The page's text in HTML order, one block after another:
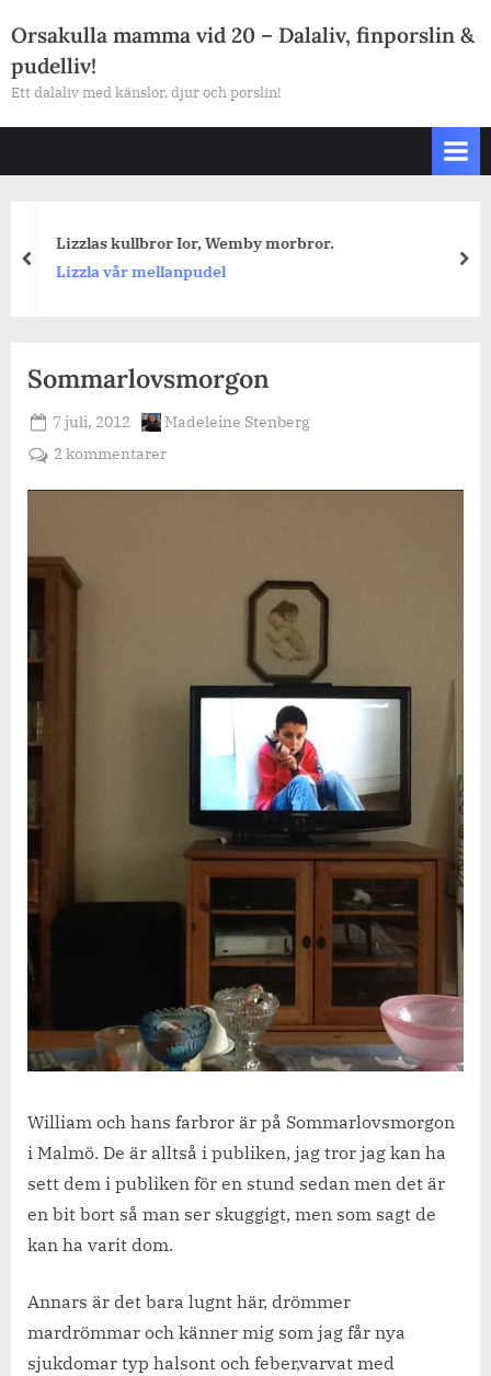
to
content
Orsakulla mamma vid 20 – Dalaliv, finporslin &
pudelliv!
Ett dalaliv med känslor, djur och porslin!
Lizzlas kullbror Ior, Wemby morbror.
Lizzla vår mellanpudel
prev
Sommarlovsmorgon
Posted
on
7 juli, 2012 By
Madeleine Stenberg
2 kommentarertill
William och hans farbror är på Sommarlovsmorgon
i Malmö. De är alltså i publiken, jag tror jag kan ha
sett dem i publiken för en stund sedan men det är
en bit bort så man ser skuggigt, men som sagt de
kan ha varit dom.
Annars är det bara lugnt här, drömmer
mardrömmar och känner mig som jag får nya
sjukdomar typ halsont och feber,varvat med